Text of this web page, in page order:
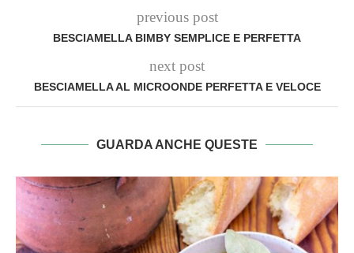
previous post
BESCIAMELLA BIMBY SEMPLICE E PERFETTA
next post
BESCIAMELLA AL MICROONDE PERFETTA E VELOCE
GUARDA ANCHE QUESTE